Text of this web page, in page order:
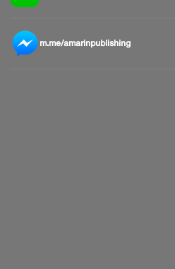
m.me/amarinpublishing